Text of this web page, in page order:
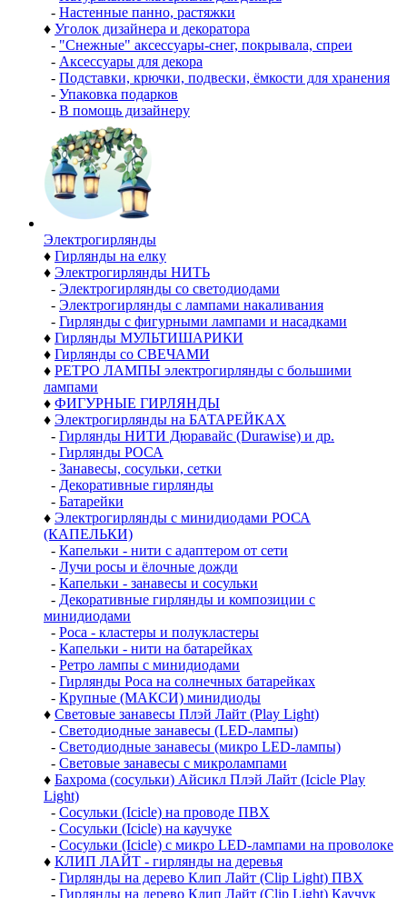
- Настенные панно, растяжки
♦ Уголок дизайнера и декоратора
- "Снежные" аксессуары-снег, покрывала, спреи
- Аксессуары для декора
- Подставки, крючки, подвески, ёмкости для хранения
- Упаковка подарков
- В помощь дизайнеру
Электро­гирлянды
♦ Гирлянды на елку
♦ Электрогирлянды НИТЬ
- Электрогирлянды со светодиодами
- Электрогирлянды с лампами накаливания
- Гирлянды с фигурными лампами и насадками
♦ Гирлянды МУЛЬТИШАРИКИ
♦ Гирлянды со СВЕЧАМИ
♦ РЕТРО ЛАМПЫ электрогирлянды с большими
лампами
♦ ФИГУРНЫЕ ГИРЛЯНДЫ
♦ Электрогирлянды на БАТАРЕЙКАХ
- Гирлянды НИТИ Дюравайс (Durawise) и др.
- Гирлянды РОСА
- Занавесы, сосульки, сетки
- Декоративные гирлянды
- Батарейки
♦ Электрогирлянды с минидиодами РОСА
(КАПЕЛЬКИ)
- Капельки - нити с адаптером от сети
- Лучи росы и ёлочные дожди
- Капельки - занавесы и сосульки
- Декоративные гирлянды и композиции с
минидиодами
- Роса - кластеры и полукластеры
- Капельки - нити на батарейках
- Ретро лампы с минидиодами
- Гирлянды Роса на солнечных батарейках
- Крупные (МАКСИ) минидиоды
♦ Световые занавесы Плэй Лайт (Play Light)
- Светодиодные занавесы (LED-лампы)
- Светодиодные занавесы (микро LED-лампы)
- Световые занавесы с микролампами
♦ Бахрома (сосульки) Айсикл Плэй Лайт (Icicle Play
Light)
- Сосульки (Icicle) на проводе ПВХ
- Сосульки (Icicle) на каучуке
- Сосульки (Icicle) с микро LED-лампами на проволоке
♦ КЛИП ЛАЙТ - гирлянды на деревья
- Гирлянды на дерево Клип Лайт (Clip Light) ПВХ
- Гирлянды на дерево Клип Лайт (Clip Light) Каучук